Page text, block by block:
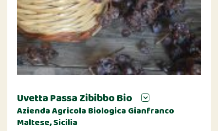
Uvetta Passa Zibibbo Bio
Azienda Agricola Biologica Gianfranco
Maltese, Sicilia